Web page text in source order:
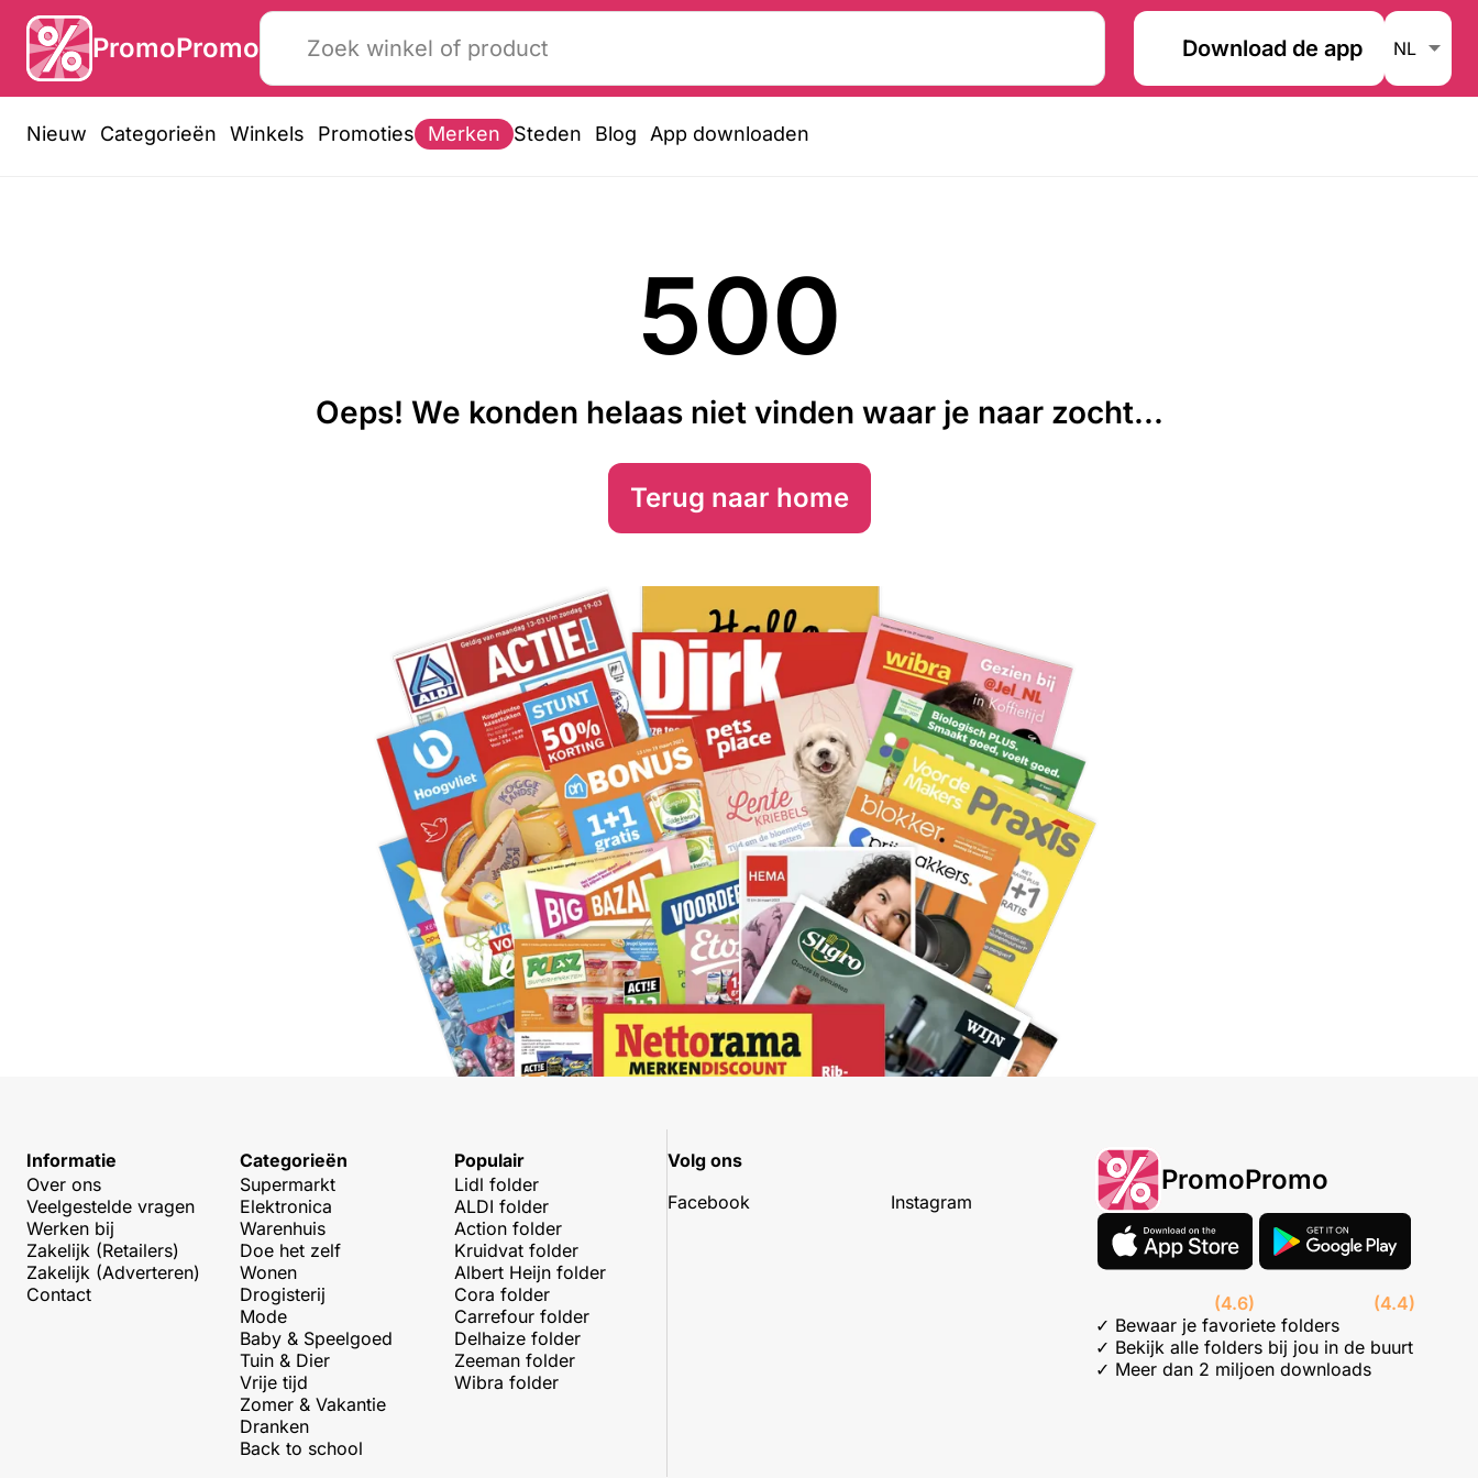
PromoPromo Download de app
Nieuw Categorieën Winkels Promoties Merken Steden Blog App downloaden
500
Oeps! We konden helaas niet vinden waar je naar zocht...
Terug naar home
Informatie
Over ons
Veelgestelde vragen
Werken bij
Zakelijk (Retailers)
Zakelijk (Adverteren)
Contact
Categorieën
Supermarkt
Elektronica
Warenhuis
Doe het zelf
Wonen
Drogisterij
Mode
Baby & Speelgoed
Tuin & Dier
Vrije tijd
Zomer & Vakantie
Dranken
Back to school
Populair
Lidl folder
ALDI folder
Action folder
Kruidvat folder
Albert Heijn folder
Cora folder
Carrefour folder
Delhaize folder
Zeeman folder
Wibra folder
Volg ons
Facebook
Instagram
PromoPromo
(4.6)
(4.4)
✓ Bewaar je favoriete folders
✓ Bekijk alle folders bij jou in de buurt
✓ Meer dan 2 miljoen downloads